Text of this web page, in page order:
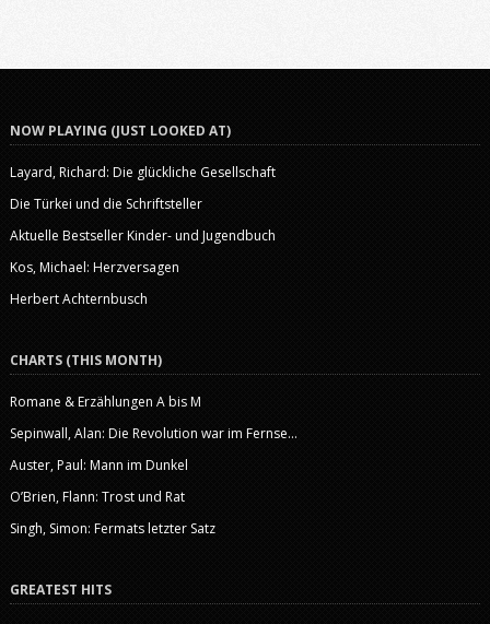
NOW PLAYING (JUST LOOKED AT)
Layard, Richard: Die glückliche Gesellschaft
Die Türkei und die Schriftsteller
Aktuelle Bestseller Kinder- und Jugendbuch
Kos, Michael: Herzversagen
Herbert Achternbusch
CHARTS (THIS MONTH)
Romane & Erzählungen A bis M
Sepinwall, Alan: Die Revolution war im Fernse...
Auster, Paul: Mann im Dunkel
O’Brien, Flann: Trost und Rat
Singh, Simon: Fermats letzter Satz
GREATEST HITS